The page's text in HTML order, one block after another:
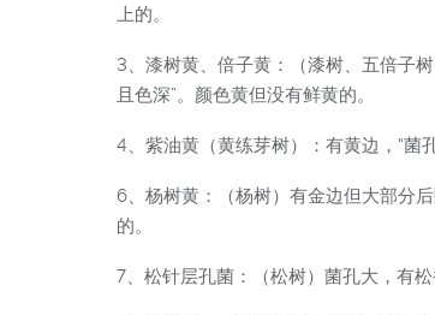
上的。
3、漆树黄、倍子黄：（漆树、五倍子
且色深”。颜色黄但没有鲜黄的。
4、紫油黄（黄练芽树）：有黄边，“菌
6、杨树黄：（杨树）有金边但大部分
的。
7、松针层孔菌：（松树）菌孔大，有